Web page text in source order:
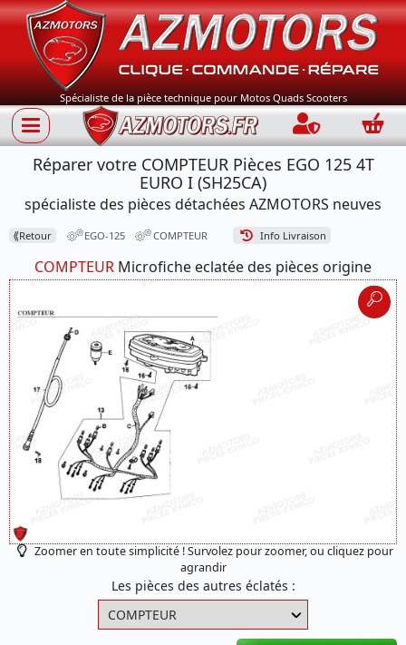
Spécialiste de la pièce technique pour Motos Quads Scooters
Connection
Réparer votre COMPTEUR Pièces EGO 125 4T
EURO I (SH25CA)
spécialiste des pièces détachées AZMOTORS neuves
⟪Retour EGO-125 COMPTEUR Info Livraison
COMPTEUR Microfiche eclatée des pièces origine
Zoomer en toute simplicité ! Survolez pour zoomer, ou cliquez pour
agrandir
Les pièces des autres éclatés :